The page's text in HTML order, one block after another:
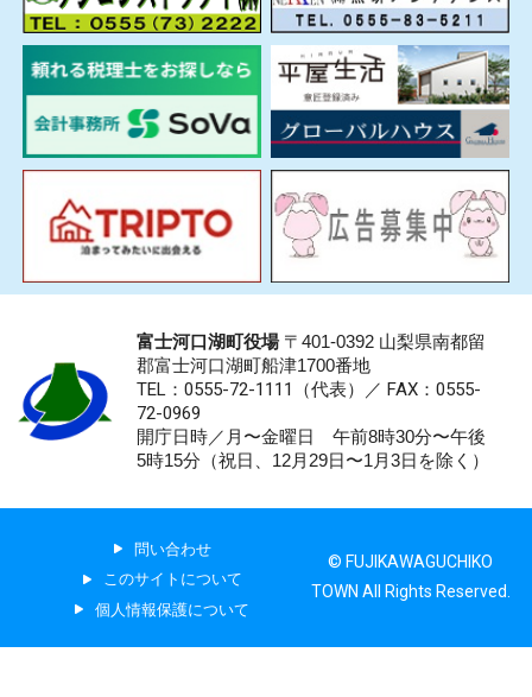
富士河口湖町役場〒401-0392 山梨県南都留
郡富士河口湖町船津1700番地
TEL：0555-72-1111 （代表）／ FAX：0555-
72-0969
開庁日時／月〜金曜日 午前8時30分〜午後
5時15分（祝日、12月29日〜1月3日を除く）
問い合わせ
このサイトについて
個人情報保護について
© FUJIKAWAGUCHIKO
TOWN All Rights Reserved.